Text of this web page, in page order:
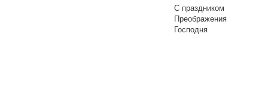
С праздником
Преображения
Господня